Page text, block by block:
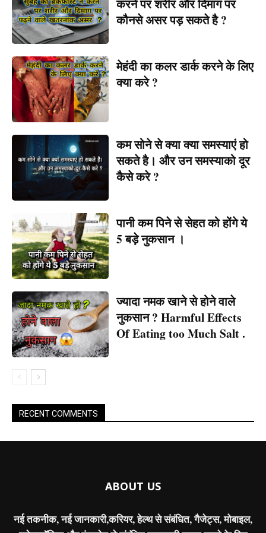
करने पर शरीर और दिमाग पर
कौनसे असर पड़ सकते है ?
मेहंदी का कलर डार्क करने के लिए
क्या करे ?
कम सोने से क्या क्या समस्याएं हो
सकते है। और उन समस्याको दूर
कैसे करे ?
पानी कम पिने से सेहत को होंगे ये
5 बड़े नुकसान ।
ज्यादा नमक खाने से होने वाले
नुकसान ? Harmful Effects
Of Eating too Much Salt .
RECENT COMMENTS
ABOUT US
नई तकनीक, नई जानकारी,करियर, हेल्थ से संबंधित, गैजेट्स, मोबाइल,